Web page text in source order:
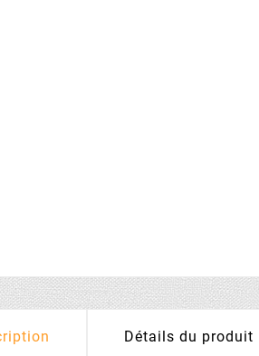
Détails du produit